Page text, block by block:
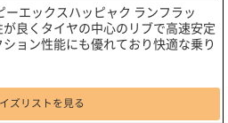
ーエックスハッピャク ランフラッ
良くタイヤの中心のリブで高速安定
ョン性能にも優れており快適な乗り
ズリストを見る